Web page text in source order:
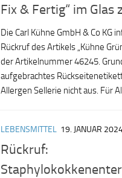
Fix & Fertig“ im Glas
Die Carl Kühne GmbH & Co KG
Rückruf des Artikels „Kühne
der Artikelnummer 46245.
aufgebrachtes
Allergen Sellerie nicht aus. Für
LEBENSMITTEL 19. JANUAR
Rückruf: